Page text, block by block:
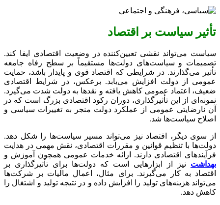
تأثیر سیاست بر اقتصاد
سیاست می‌تواند نقشی تعیین‌کننده در وضعیت اقتصادی ایفا کند.
تصمیمات و سیاست‌های دولت‌ها مستقیماً بر سطح رفاه جامعه
تأثیر می‌گذارند. در شرایطی که اقتصاد قوی و پایدار باشد، حمایت
عمومی از دولت افزایش می‌یابد. برعکس، در شرایط اقتصادی
ضعیف، اعتماد عمومی کاهش یافته و نقدها به دولت شدت می‌گیرد.
نمونه‌ای از این تأثیرگذاری، دوران رکود اقتصادی بزرگ است که در
آن نارضایتی عمومی از عملکرد دولت منجر به تغییرات سیاسی و
اصلاح سیاست‌ها شد.
از سوی دیگر، اقتصاد نیز می‌تواند مسیر سیاست‌ها را شکل دهد.
دولت‌ها با تنظیم قوانین و مقررات اقتصادی، نقش مهمی در هدایت
فرآیندهای اقتصادی دارند. ارائه خدمات عمومی همچون آموزش و
بهداشت نیز از ابزارهایی است که دولت‌ها برای تأثیرگذاری بر
اقتصاد به کار می‌گیرند. برای مثال، اعمال مالیات بر شرکت‌ها
می‌تواند هزینه‌های تولید را افزایش داده و در نتیجه تولید و اشتغال را
کاهش دهد.